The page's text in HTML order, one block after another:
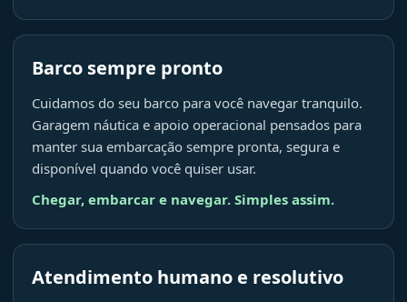
Barco sempre pronto
Cuidamos do seu barco para você navegar tranquilo.
Garagem náutica e apoio operacional pensados para
manter sua embarcação sempre pronta, segura e
disponível quando você quiser usar.
Chegar, embarcar e navegar. Simples assim.
Atendimento humano e resolutivo